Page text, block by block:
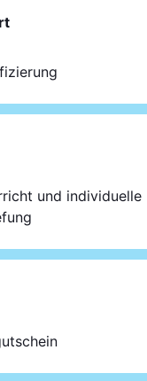
und individuelle